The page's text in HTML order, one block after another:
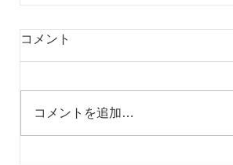
コメント
コメントを追加…